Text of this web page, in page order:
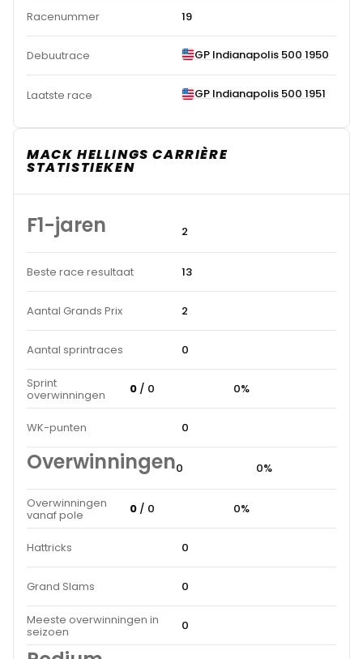
Racenummer 19
Debuutrace GP Indianapolis 500 1950
Laatste race GP Indianapolis 500 1951
MACK HELLINGS CARRIÈRE
STATISTIEKEN
F1-jaren 2
Beste race resultaat 13
Aantal Grands Prix 2
Aantal sprintraces 0
Sprint
overwinningen 0 / 0 0%
WK-punten 0
Overwinningen0 0%
Overwinningen
vanaf pole 0 / 0 0%
Hattricks 0
Grand Slams 0
Meeste overwinningen in
seizoen 0